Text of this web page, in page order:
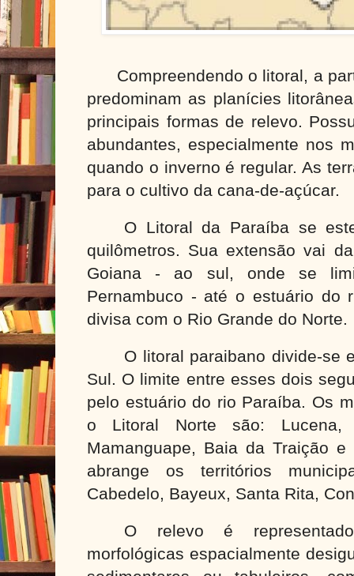
Compreendendo o litoral, a
predominam as planícies
principais formas de relevo.
abundantes, especialmente nos
quando o inverno é regular. As
para o cultivo da cana-de-açúcar.
O Litoral da Paraíba se
quilômetros. Sua extensão vai
Goiana - ao sul, onde se
Pernambuco - até o estuário do
divisa com o Rio Grande do Norte.
O litoral paraibano divide-se
Sul. O limite entre esses dois
pelo estuário do rio Paraíba. Os
o Litoral Norte são: Lucena,
Mamanguape, Baia da Traição
abrange os territórios
Cabedelo, Bayeux, Santa Rita,
O relevo é
morfológicas espacialmente